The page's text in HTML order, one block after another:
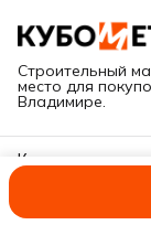
Строительный
место для
Владимире.
Контакты
Г. Владимир,
Иван
ИП Савельева